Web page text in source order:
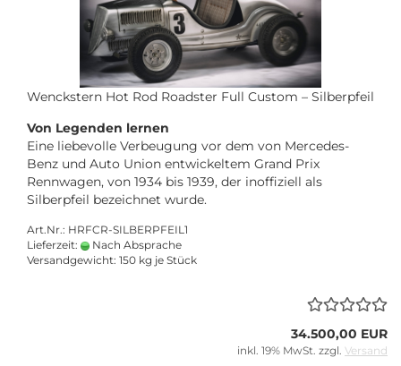
Wenckstern Hot Rod Roadster Full Custom – Silberpfeil
Von Legenden lernen
Eine liebevolle Verbeugung vor dem von Mercedes-
Benz und Auto Union entwickeltem Grand Prix
Rennwagen, von 1934 bis 1939, der inoffiziell als
Silberpfeil bezeichnet wurde.
Art.Nr.: HRFCR-SILBERPFEIL1
Lieferzeit:
Nach Absprache
Versandgewicht: 150 kg je Stück
34.500,00 EUR
inkl. 19% MwSt. zzgl. Versand